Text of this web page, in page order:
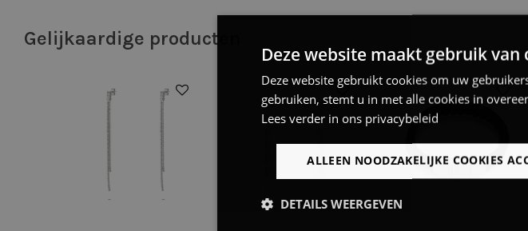
Gelijkaardige producten
Deze website maakt gebruik van
Deze website gebruikt cookies om uw
gebruiken, stemt u in met alle cookies in
Lees verder in ons privacybeleid
ALLEEN NOODZAKELIJKE COOKIES
DETAILS WEERGEVEN